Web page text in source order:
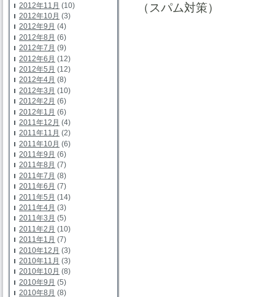
2012年11月 (10)
2012年10月 (3)
2012年9月 (4)
2012年8月 (6)
2012年7月 (9)
2012年6月 (12)
2012年5月 (12)
2012年4月 (8)
2012年3月 (10)
2012年2月 (6)
2012年1月 (6)
2011年12月 (4)
2011年11月 (2)
2011年10月 (6)
2011年9月 (6)
2011年8月 (7)
2011年7月 (8)
2011年6月 (7)
2011年5月 (14)
2011年4月 (3)
2011年3月 (5)
2011年2月 (10)
2011年1月 (7)
2010年12月 (3)
2010年11月 (3)
2010年10月 (8)
2010年9月 (5)
2010年8月 (8)
（スパム対策）